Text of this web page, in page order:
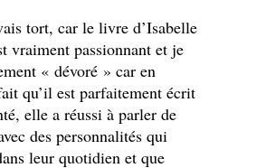
tort, car le livre d’Isabelle
vraiment passionnant et je
« dévoré » car en
qu’il est parfaitement écrit
elle a réussi à parler de
des personnalités qui
leur quotidien et que